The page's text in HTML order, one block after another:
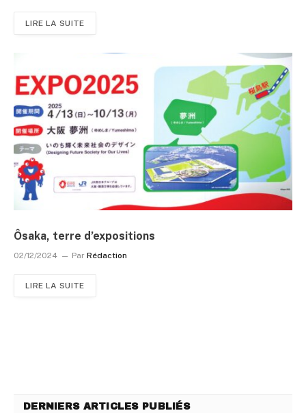
LIRE LA SUITE
Ôsaka, terre d’expositions
02/12/2024 Par Rédaction
LIRE LA SUITE
DERNIERS ARTICLES PUBLIÉS